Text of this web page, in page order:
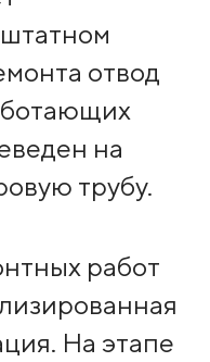
отвод
на
трубу.
работ
На этапе